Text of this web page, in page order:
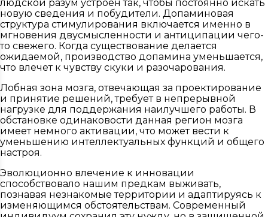
людской разум устроен так, чтобы постоянно искать
новую сведения и побудители. Допаминовая
структура стимулирования включается именно в
мгновения двусмысленности и антиципации чего-
то свежего. Когда существование делается
ожидаемой, производство допамина уменьшается,
что влечет к чувству скуки и разочарования.
Лобная зона мозга, отвечающая за проектирование
и принятие решений, требует в непрерывной
нагрузке для поддержания наилучшего работы. В
обстановке одинаковости данная регион мозга
имеет немного активации, что может вести к
уменьшению интеллектуальных функций и общего
настроя.
Эволюционно влечение к инновации
способствовало нашим предкам выживать,
познавая незнакомые территории и адаптируясь к
изменяющимся обстоятельствам. Современный